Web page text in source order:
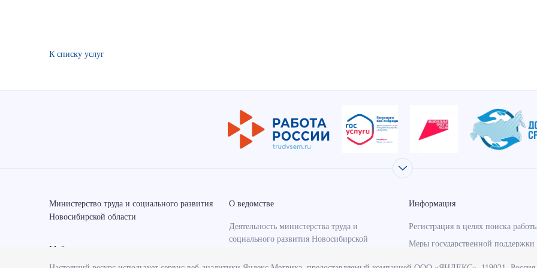
К списку услуг
Министерство труда и социального развития
Новосибирской области
Мобильные приложения
О ведомстве
Деятельность министерства труда и
социального развития Новосибирской
Информация
Регистрация в целях поиска
Меры государственной поддержки